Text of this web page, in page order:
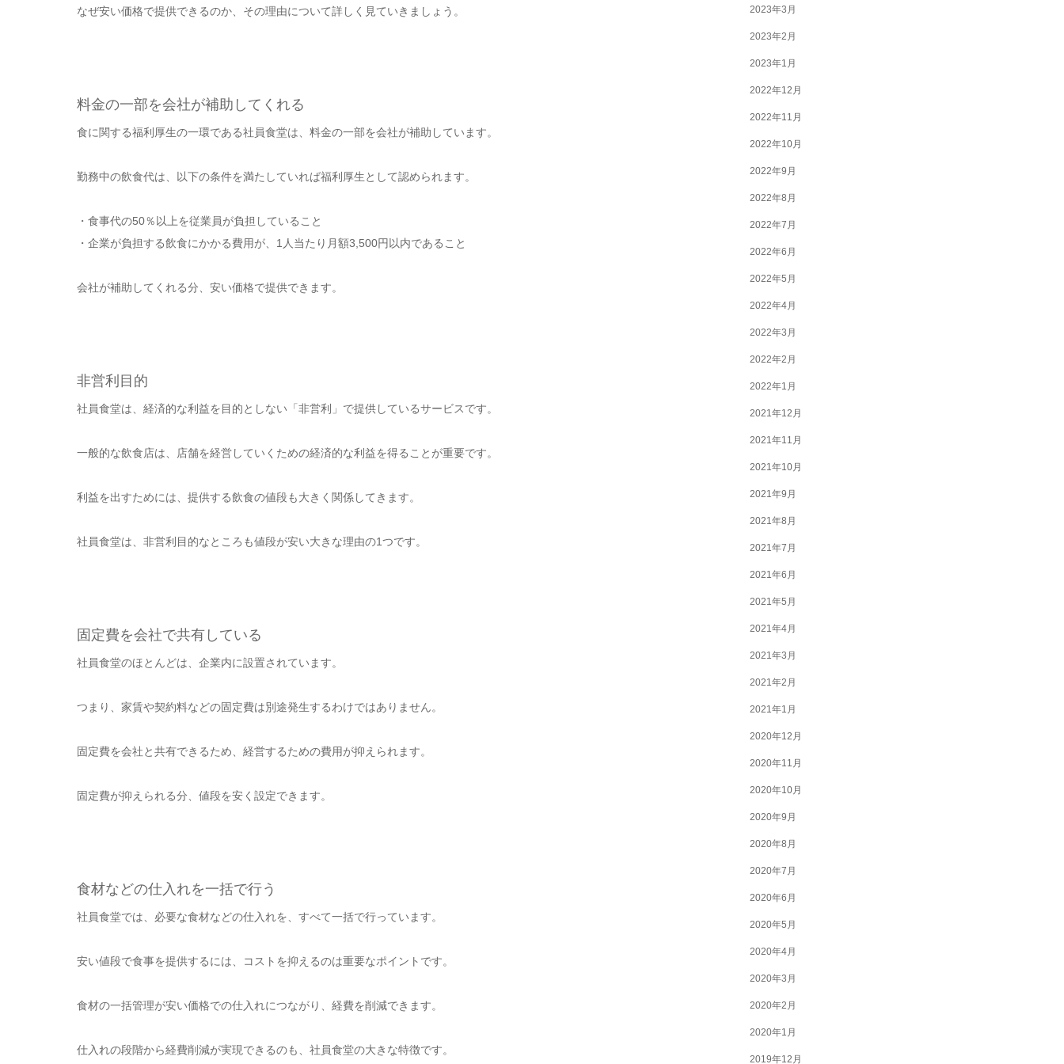
なぜ安い価格で提供できるのか、その理由について詳しく見ていきましょう。
料金の一部を会社が補助してくれる
食に関する福利厚生の一環である社員食堂は、料金の一部を会社が補助しています。
勤務中の飲食代は、以下の条件を満たしていれば福利厚生として認められます。
・食事代の50％以上を従業員が負担していること
・企業が負担する飲食にかかる費用が、1人当たり月額3,500円以内であること
会社が補助してくれる分、安い価格で提供できます。
非営利目的
社員食堂は、経済的な利益を目的としない「非営利」で提供しているサービスです。
一般的な飲食店は、店舗を経営していくための経済的な利益を得ることが重要です。
利益を出すためには、提供する飲食の値段も大きく関係してきます。
社員食堂は、非営利目的なところも値段が安い大きな理由の1つです。
固定費を会社で共有している
社員食堂のほとんどは、企業内に設置されています。
つまり、家賃や契約料などの固定費は別途発生するわけではありません。
固定費を会社と共有できるため、経営するための費用が抑えられます。
固定費が抑えられる分、値段を安く設定できます。
食材などの仕入れを一括で行う
社員食堂では、必要な食材などの仕入れを、すべて一括で行っています。
安い値段で食事を提供するには、コストを抑えるのは重要なポイントです。
食材の一括管理が安い価格での仕入れにつながり、経費を削減できます。
仕入れの段階から経費削減が実現できるのも、社員食堂の大きな特徴です。
2023年3月
2023年2月
2023年1月
2022年12月
2022年11月
2022年10月
2022年9月
2022年8月
2022年7月
2022年6月
2022年5月
2022年4月
2022年3月
2022年2月
2022年1月
2021年12月
2021年11月
2021年10月
2021年9月
2021年8月
2021年7月
2021年6月
2021年5月
2021年4月
2021年3月
2021年2月
2021年1月
2020年12月
2020年11月
2020年10月
2020年9月
2020年8月
2020年7月
2020年6月
2020年5月
2020年4月
2020年3月
2020年2月
2020年1月
2019年12月